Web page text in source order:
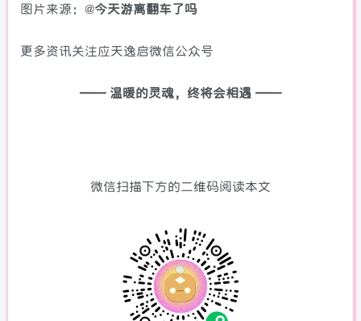
图片来源：@今天游离翻车了吗
更多资讯关注应天逸启微信公众号
—— 温暖的灵魂，终将会相遇 ——
微信扫描下方的二维码阅读本文